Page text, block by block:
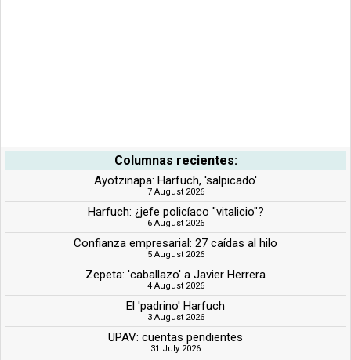
Columnas recientes:
Ayotzinapa: Harfuch, 'salpicado'
7 August 2026
Harfuch: ¿jefe policíaco "vitalicio"?
6 August 2026
Confianza empresarial: 27 caídas al hilo
5 August 2026
Zepeta: 'caballazo' a Javier Herrera
4 August 2026
El 'padrino' Harfuch
3 August 2026
UPAV: cuentas pendientes
31 July 2026